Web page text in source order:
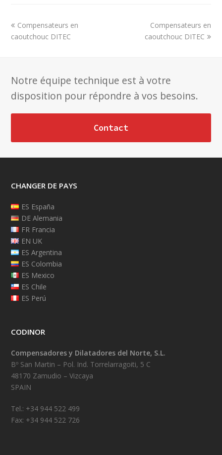
previous
post:
Compensateurs en
caoutchouc DITEC
next
post:
Compensateurs en
caoutchouc DITEC
Notre équipe technique est à votre
disposition pour répondre à vos besoins.
Contact
CHANGER DE PAYS
ES España
DE Alemania
FR Francia
EN UK
ES Argentina
ES Colombia
ES Mexico
ES Chile
ES Perú
CODINOR
Compensadores y Dilatadores del Norte, S.L.
Bº San Martin – Pol. Ind. Torrelarragoiti, 5 C
48170 Zamudio – Vizcaya
SPAIN
Tel.: +34 944 522 499
Fax: +34 944 522 726